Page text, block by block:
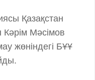
Қазақстан
Кәрім Мәсімов
жөніндегі БҰҰ